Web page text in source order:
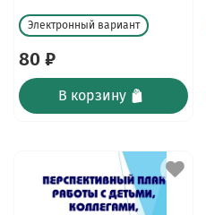
Электронный вариант
80 ₽
В корзину